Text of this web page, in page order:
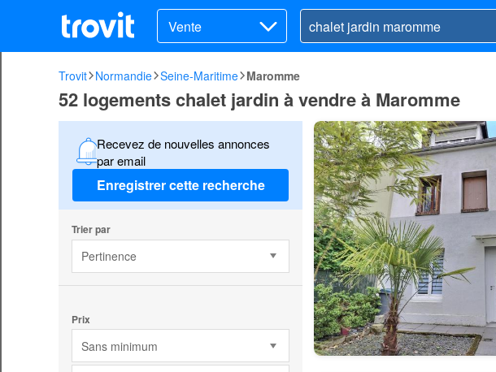
Vente
Trovit Normandie Seine-Maritime Maromme
52 logements chalet jardin à vendre à Maromme
Recevez de nouvelles annonces
par email
Enregistrer cette recherche
Trier par
Pertinence
Prix
Sans minimum